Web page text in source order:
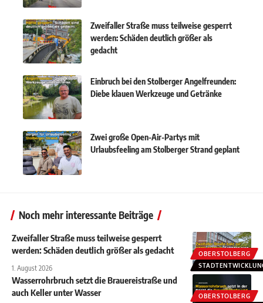
Zweifaller Straße muss teilweise gesperrt
werden: Schäden deutlich größer als
gedacht
Einbruch bei den Stolberger Angelfreunden:
Diebe klauen Werkzeuge und Getränke
Zwei große Open-Air-Partys mit
Urlaubsfeeling am Stolberger Strand geplant
Noch mehr interessante Beiträge
OBERSTOLBERG
Zweifaller Straße muss teilweise gesperrt
werden: Schäden deutlich größer als gedacht
1. August 2026
OBERSTOLBERG
Wasserrohrbruch setzt die Brauereistraße und
auch Keller unter Wasser